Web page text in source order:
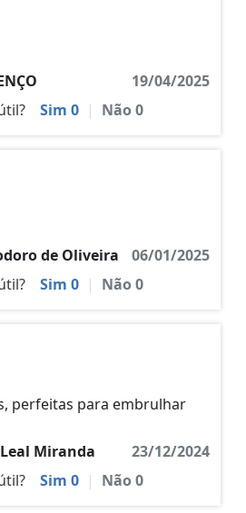
19/04/2025
Sim 0 | Não0
de Oliveira
06/01/2025
Sim 0 | Não0
perfeitas para embrulhar
Miranda
23/12/2024
Sim 0 | Não0